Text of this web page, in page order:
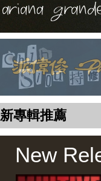
新專輯推薦
New